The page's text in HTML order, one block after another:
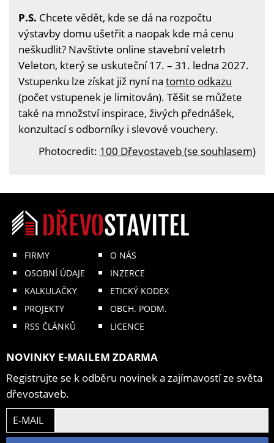
P.S. Chcete vědět, kde se dá na rozpočtu
výstavby domu ušetřit a naopak kde má cenu
neškudlit? Navštivte online stavební veletrh
Veleton, který se uskuteční 17. – 31. ledna 2027.
Vstupenku lze získat již nyní na tomto odkazu
(počet vstupenek je limitován). Těšit se můžete
také na množství inspirace, živých přednášek,
konzultací s odborníky i slevové vouchery.
Photocredit: 100 Dřevostaveb (se souhlasem)
FIRMY
OSOBNÍ ÚDAJE
KALKULAČKY
PROJEKTY
RSS ČLÁNKŮ
O NÁS
INZERCE
ETICKÝ KODEX
OBCH. PODM.
LICENCE
NOVINKY E-MAILEM ZDARMA
Registrujte se k odběru novinek a zajímavostí ze světa
dřevostaveb.
E-MAIL